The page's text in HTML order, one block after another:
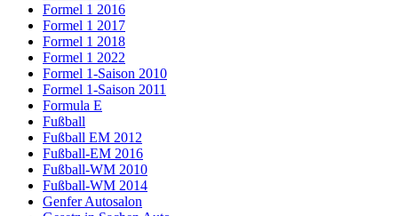
Formel 1 2016
Formel 1 2017
Formel 1 2018
Formel 1 2022
Formel 1-Saison 2010
Formel 1-Saison 2011
Formula E
Fußball
Fußball EM 2012
Fußball-EM 2016
Fußball-WM 2010
Fußball-WM 2014
Genfer Autosalon